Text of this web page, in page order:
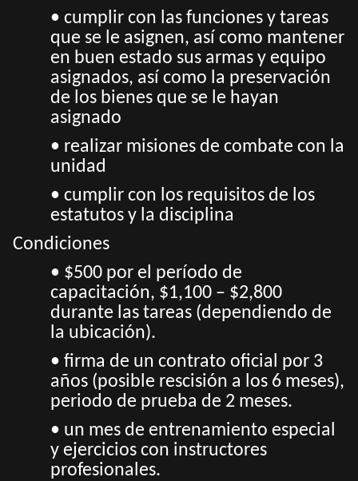
• cumplir con las funciones y tareas
que se le asignen, así como mantener
en buen estado sus armas y equipo
asignados, así como la preservación
de los bienes que se le hayan
asignado
• realizar misiones de combate con la
unidad
• cumplir con los requisitos de los
estatutos y la disciplina
Condiciones
• $500 por el período de
capacitación, $1,100 – $2,800
durante las tareas (dependiendo de
la ubicación).
• firma de un contrato oficial por 3
años (posible rescisión a los 6 meses),
periodo de prueba de 2 meses.
• un mes de entrenamiento especial
y ejercicios con instructores
profesionales.